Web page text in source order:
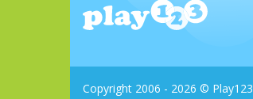
Copyright 2006 - 2026 © Play123